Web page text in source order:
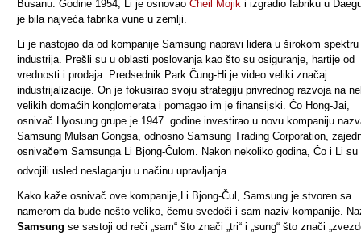
Busanu. Godine 1954, Li je osnovao Cheil Mojik i izgradio fabriku u
je bila najveća fabrika vune u zemlji.
Li je nastojao da od kompanije Samsung napravi lidera u širokom spektru
industrija. Prešli su u oblasti poslovanja kao što su osiguranje, hartije od
vrednosti i prodaja. Predsednik Park Čung-Hi je video veliki značaj
industrijalizacije. On je fokusirao svoju strategiju privrednog razvoja na
velikih domaćih konglomerata i pomagao im je finansijski. Čo Hong-Jai,
osnivač Hyosung grupe je 1947. godine investirao u novu kompaniju
Samsung Mulsan Gongsa, odnosno Samsung Trading Corporation,
osnivačem Samsunga Li Bjong-Čulom. Nakon nekoliko godina, Čo i Li su
odvojili usled neslaganju u načinu upravljanja.
Kako kaže osnivač ove kompanije, Li Bjong-Čul , Samsung je stvoren sa
namerom da bude nešto veliko, čemu svedoči i sam naziv kompanije.
Samsung se sastoji od reči „sam“ što znači „tri“ i „sung“ što znači